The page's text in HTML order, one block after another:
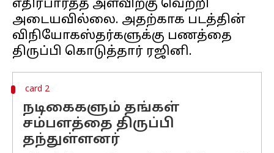
எதிர்பார்த்த அளவிற்கு வெற்றி
அடையவில்லை. அதற்காக படத்தின்
விநியோகஸ்தர்களுக்கு பணத்தை
card 2
நடிகைகளும் தங்கள்
சம்பளத்தை திருப்பி
தந்துள்ளனர்